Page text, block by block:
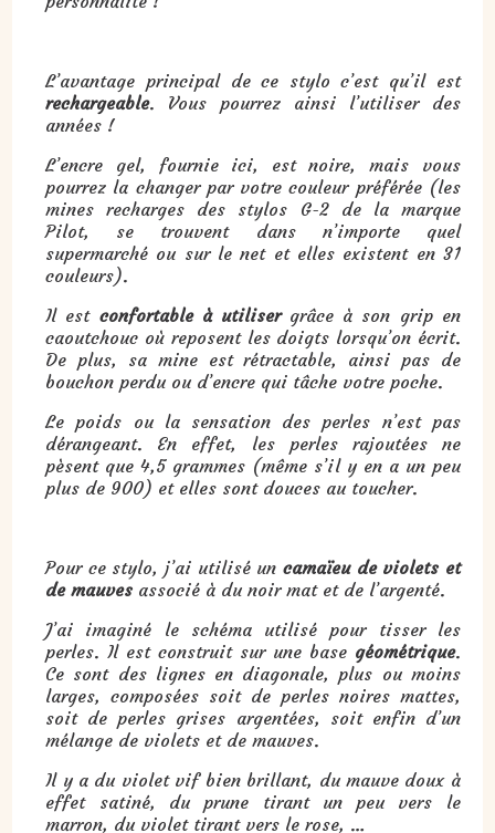
L’avantage principal de ce stylo c’est qu’il est
rechargeable. Vous pourrez ainsi l’utiliser des
années !
L’encre gel, fournie ici, est noire, mais vous
pourrez la changer par votre couleur préférée (les
mines recharges des stylos G-2 de la marque
Pilot, se trouvent dans n’importe quel
supermarché ou sur le net et elles existent en 31
couleurs).
Il est confortable à utilisergrâce à son grip en
caoutchouc où reposent les doigts lorsqu’on écrit.
De plus, sa mine est rétractable, ainsi pas de
bouchon perdu ou d’encre qui tâche votre poche.
Le poids ou la sensation des perles n’est pas
dérangeant. En effet, les perles rajoutées ne
pèsent que 4,5 grammes (même s’il y en a un peu
plus de 900) et elles sont douces au toucher.
Pour ce stylo, j’ai utilisé un camaïeu de violets et
de mauves associé à du noir mat et de l’argenté.
J’ai imaginé le schéma utilisé pour tisser les
perles. Il est construit sur une base géométrique.
Ce sont des lignes en diagonale, plus ou moins
larges, composées soit de perles noires mattes,
soit de perles grises argentées, soit enfin d’un
mélange de violets et de mauves.
Il y a du violet vif bien brillant, du mauve doux à
effet satiné, du prune tirant un peu vers le
marron, du violet tirant vers le rose, …